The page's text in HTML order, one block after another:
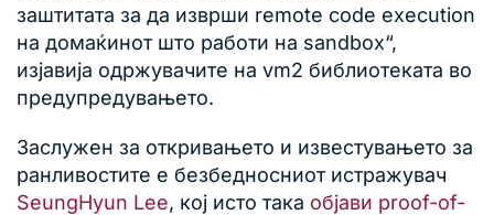
заштитата за да изврши remote code execution
на домаќинот што работи на sandbox“,
изјавија одржувачите на vm2 библиотеката во
предупредувањето.
Заслужен за откривањето и известувањето за
ранливостите е безбедносниот истражувач
SeungHyun Lee, кој исто така објави proof-of-